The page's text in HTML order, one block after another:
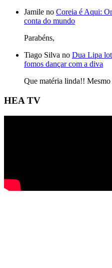
Jamile no Coreia é Aqui:
conta do mundo
Parabéns,
Tiago Silva no Dua Lipa
fomos dançar com a diva
Que matéria linda!!
HEA TV